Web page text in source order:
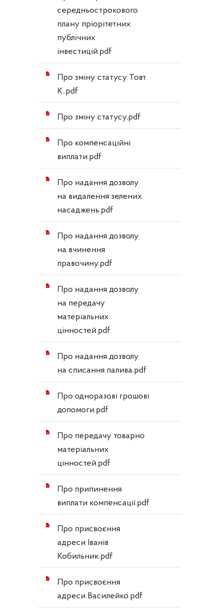
середньострокового
плану пріорітетних
публічних
інвестицій.pdf
Про зміну статусу Товт
К..pdf
Про зміну статусу.pdf
Про компенсаційні
виплати.pdf
Про надання дозволу
на видалення зелених
насаджень.pdf
Про надання дозволу
на вчинення
правочину.pdf
Про надання дозволу
на передачу
матеріальних
цінностей.pdf
Про надання дозволу
на списання палива.pdf
Про одноразові грошові
допомоги.pdf
Про передачу товарно
матеріальних
цінностей.pdf
Про припинення
виплати компенсації.pdf
Про присвоєння
адреси Іванів
Кобильник.pdf
Про присвоєння
адреси Василейко.pdf